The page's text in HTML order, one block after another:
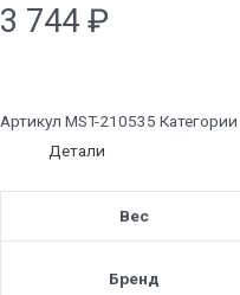
3 744 ₽
Артикул MST-210535 Категории
Детали
Вес
Бренд